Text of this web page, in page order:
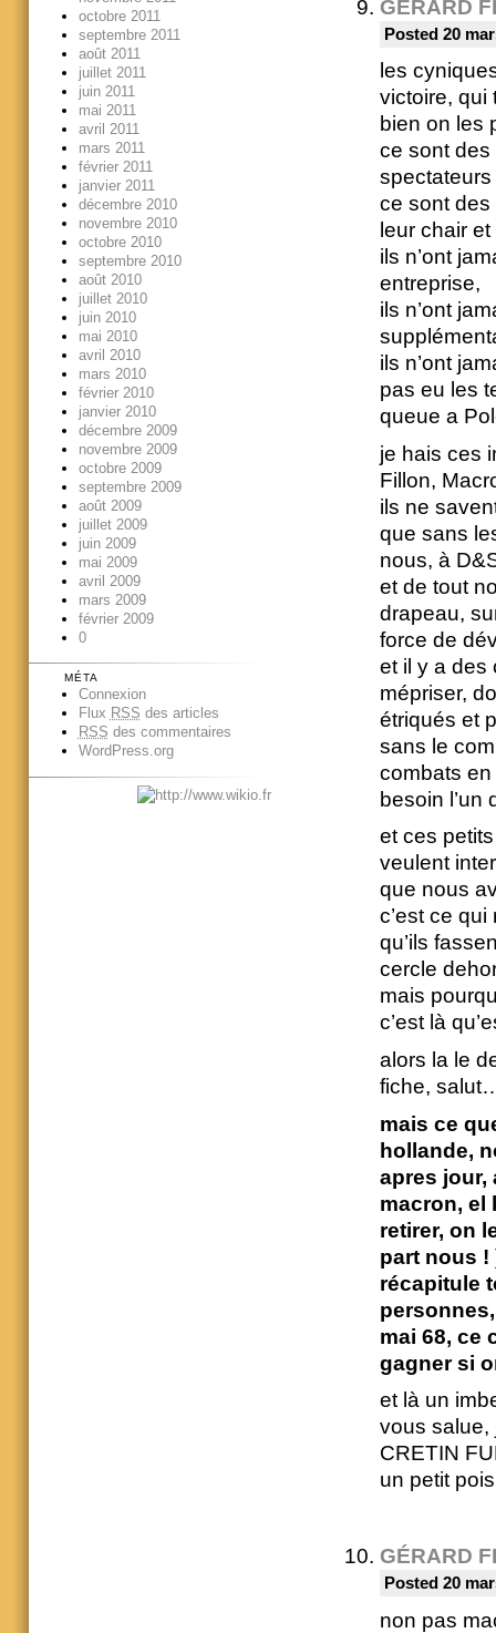
GÉRARD
Posted 20
les
victoire, qui
bien on les
ce sont des
ce sont
leur chair
ils n’ont
entreprise,
ils n’ont
ils n’ont
pas eu les
queue a
je hais ces
Fillon,
ils ne
que sans
nous, à
et de tout
drapeau,
force de
et il y a des
mépriser,
étriqués et
sans le
combats en
besoin l’un
et ces
veulent
que nous
c’est ce
qu’ils
cercle
mais
c’est là
alors la le
fiche,
mais ce
hollande,
apres jour,
macron, el
retirer, on
part nous !
récapitule
mai 68, ce
gagner si
et là un
vous salue,
CRETIN
un petit
GÉRARD
Posted 20
non pas
octobre 2011
septembre 2011
août 2011
juillet 2011
juin 2011
mai 2011
avril 2011
mars 2011
février 2011
janvier 2011
décembre 2010
novembre 2010
octobre 2010
septembre 2010
août 2010
juillet 2010
juin 2010
mai 2010
avril 2010
mars 2010
février 2010
janvier 2010
décembre 2009
novembre 2009
octobre 2009
septembre 2009
août 2009
juillet 2009
juin 2009
mai 2009
avril 2009
mars 2009
février 2009
0
MÉTA
Connexion
Flux RSS des articles
RSS des commentaires
WordPress.org